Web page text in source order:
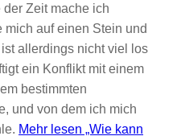
Zeit mache ich
mich auf einen Stein und
allerdings nicht viel los
ein Konflikt mit einem
bestimmten
und von dem ich mich
Mehr lesen „Wie kann